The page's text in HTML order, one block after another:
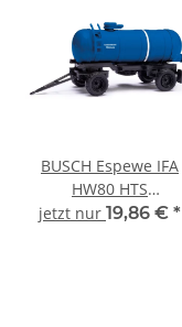
BUSCH Espewe IFA
HW80 HTS
Autobahnmeisterei
jetzt nur 19,86 € *